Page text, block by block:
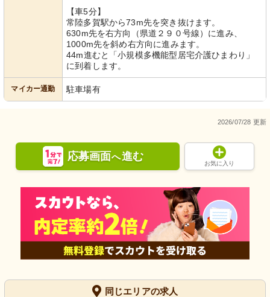
【車5分】
常陸多賀駅から73m先を突き抜けます。
630m先を右方向（県道２９０号線）に進み、
1000m先を斜め右方向に進みます。
44m進むと「小規模多機能型居宅介護ひまわり」
に到着します。
マイカー通勤 駐車場有
2026/07/28 更新
応募画面へ進む
お気に入り
同じエリアの求人